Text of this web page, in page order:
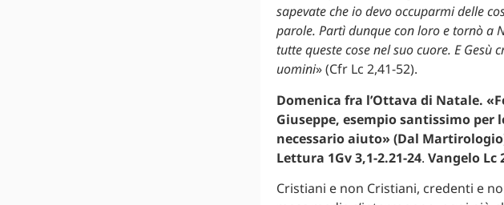
sapevate che io devo occuparmi delle
parole. Partì dunque con loro e tornò a
tutte queste cose nel suo cuore. E Gesù
uomini» (Cfr Lc 2,41-52).
Domenica fra l’Ottava di Natale.
Giuseppe, esempio santissimo
necessario aiuto» (Dal
Lettura 1Gv 3,1-2.21-24. Vangelo Lc
Cristiani e non Cristiani, credenti e